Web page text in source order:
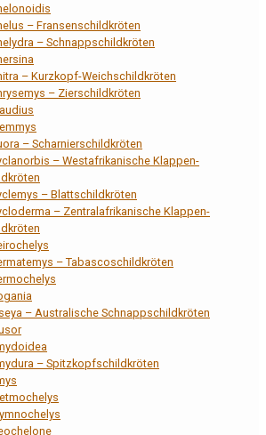
– Fransenschildkröten
– Schnappschildkröten
– Kurzkopf-Weichschildkröten
– Zierschildkröten
– Scharnierschildkröten
– Westafrikanische Klappen-
– Blattschildkröten
– Zentralafrikanische Klappen-
– Tabascoschildkröten
– Australische Schnappschildkröten
– Spitzkopfschildkröten